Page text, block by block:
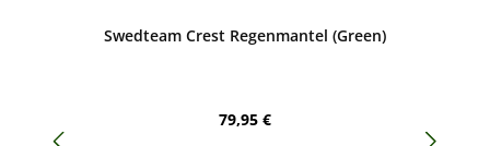
Swedteam Crest Regenmantel (Green)
Regulärer Preis:
79,95 €